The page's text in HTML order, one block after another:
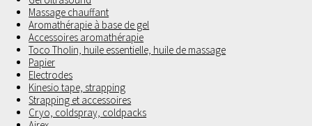
Massage chauffant
Aromathérapie à base de gel
Accessoires aromathérapie
Toco Tholin, huile essentielle, huile de massage
Papier
Electrodes
Kinesio tape, strapping
Strapping et accessoires
Cryo, coldspray, coldpacks